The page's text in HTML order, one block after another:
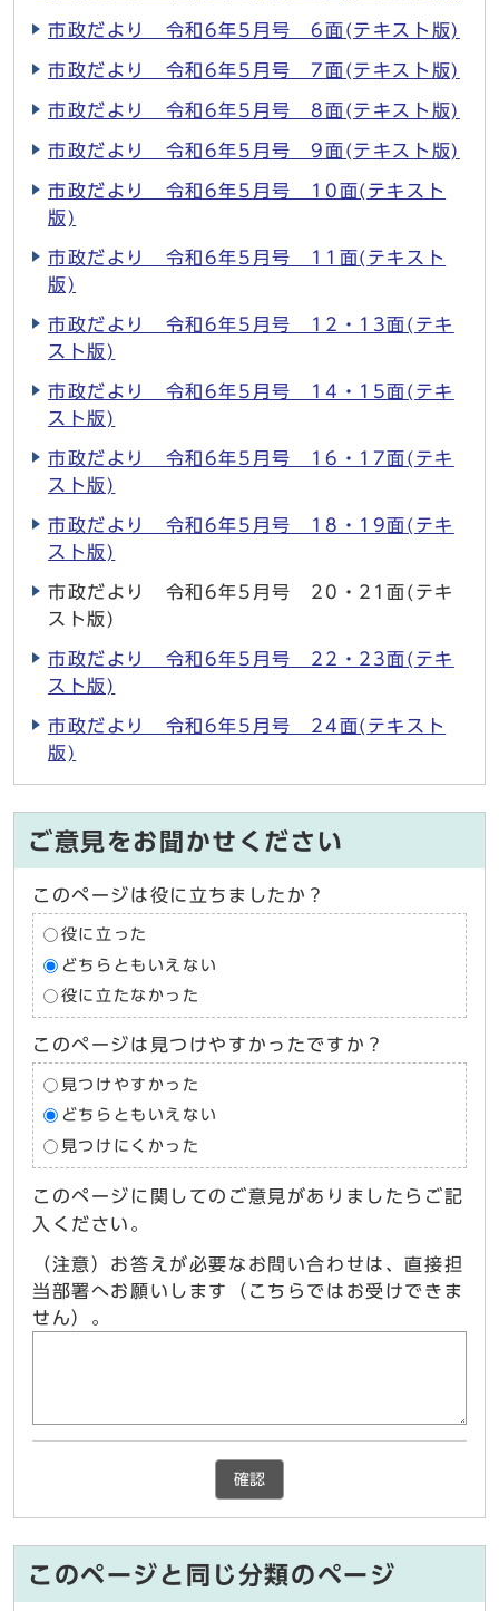
市政だより 令和6年5月号 6面(テキスト版)
市政だより 令和6年5月号 7面(テキスト版)
市政だより 令和6年5月号 8面(テキスト版)
市政だより 令和6年5月号 9面(テキスト版)
市政だより 令和6年5月号 10面(テキスト
版)
市政だより 令和6年5月号 11面(テキスト
版)
市政だより 令和6年5月号 12・13面(テキ
スト版)
市政だより 令和6年5月号 14・15面(テキ
スト版)
市政だより 令和6年5月号 16・17面(テキ
スト版)
市政だより 令和6年5月号 18・19面(テキ
スト版)
市政だより 令和6年5月号 20・21面(テキ
スト版)
市政だより 令和6年5月号 22・23面(テキ
スト版)
市政だより 令和6年5月号 24面(テキスト
版)
ご意見をお聞かせください
このページは役に立ちましたか？
役に立った
どちらともいえない
役に立たなかった
このページは見つけやすかったですか？
見つけやすかった
どちらともいえない
見つけにくかった
このページに関してのご意見がありましたらご記
入ください。
（注意）お答えが必要なお問い合わせは、直接担
当部署へお願いします（こちらではお受けできま
せん）。
確認
このページと同じ分類のページ